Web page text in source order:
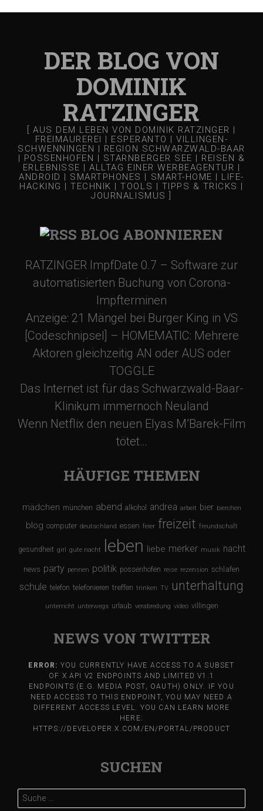
DER BLOG VON
DOMINIK
RATZINGER
[ AUS DEM LEBEN VON DOMINIK RATZINGER |
FREIMAUREREI | ESPERANTO | VILLINGEN-
SCHWENNINGEN | REGION SCHWARZWALD-BAAR
| POSSENHOFEN | STARNBERGER SEE | REISEN &
ERLEBNISSE | ALLTAG EINER WERBEAGENTUR |
ANDROID | SMARTPHONES | SMART-HOME | LIFE-
HACKING | TECHNIK | TOOLS | TIPPS & TRICKS |
JOURNALISMUS ]
BLOG ABONNIEREN
RATZINGER ImpfDate 0.7 – Software zur
automatisierten Buchung von Corona-
Impfterminen
Anzeige: 21 Mängel bei Burger King in VS
[Codeschnipsel] – HOMEMATIC: Mehrere
Aktoren gleichzeitig AN oder AUS oder
TOGGLE
Das Internet ist für das Schwarzwald-Baar-
Klinikum immernoch Neuland
Wenn Netflix den neuen Elyas M’Barek-Film
tötet…
HÄUFIGE THEMEN
mädchen münchen abend alkohol andrea arbeit bier bierchen
blog computer deutschland essen feier freizeit freundschaft
gesundheit girl gute nacht leben liebe merker musik nacht
news party pennen politik possenhofen reise rezension schlafen
schule telefon telefonieren treffen trinken TV unterhaltung
unterricht unterwegs urlaub verabredung video villingen
NEWS VON TWITTER
ERROR: YOU CURRENTLY HAVE ACCESS TO A SUBSET
OF X API V2 ENDPOINTS AND LIMITED V1.1
ENDPOINTS (E.G. MEDIA POST, OAUTH) ONLY. IF YOU
NEED ACCESS TO THIS ENDPOINT, YOU MAY NEED A
DIFFERENT ACCESS LEVEL. YOU CAN LEARN MORE
HERE:
HTTPS://DEVELOPER.X.COM/EN/PORTAL/PRODUCT
SUCHEN